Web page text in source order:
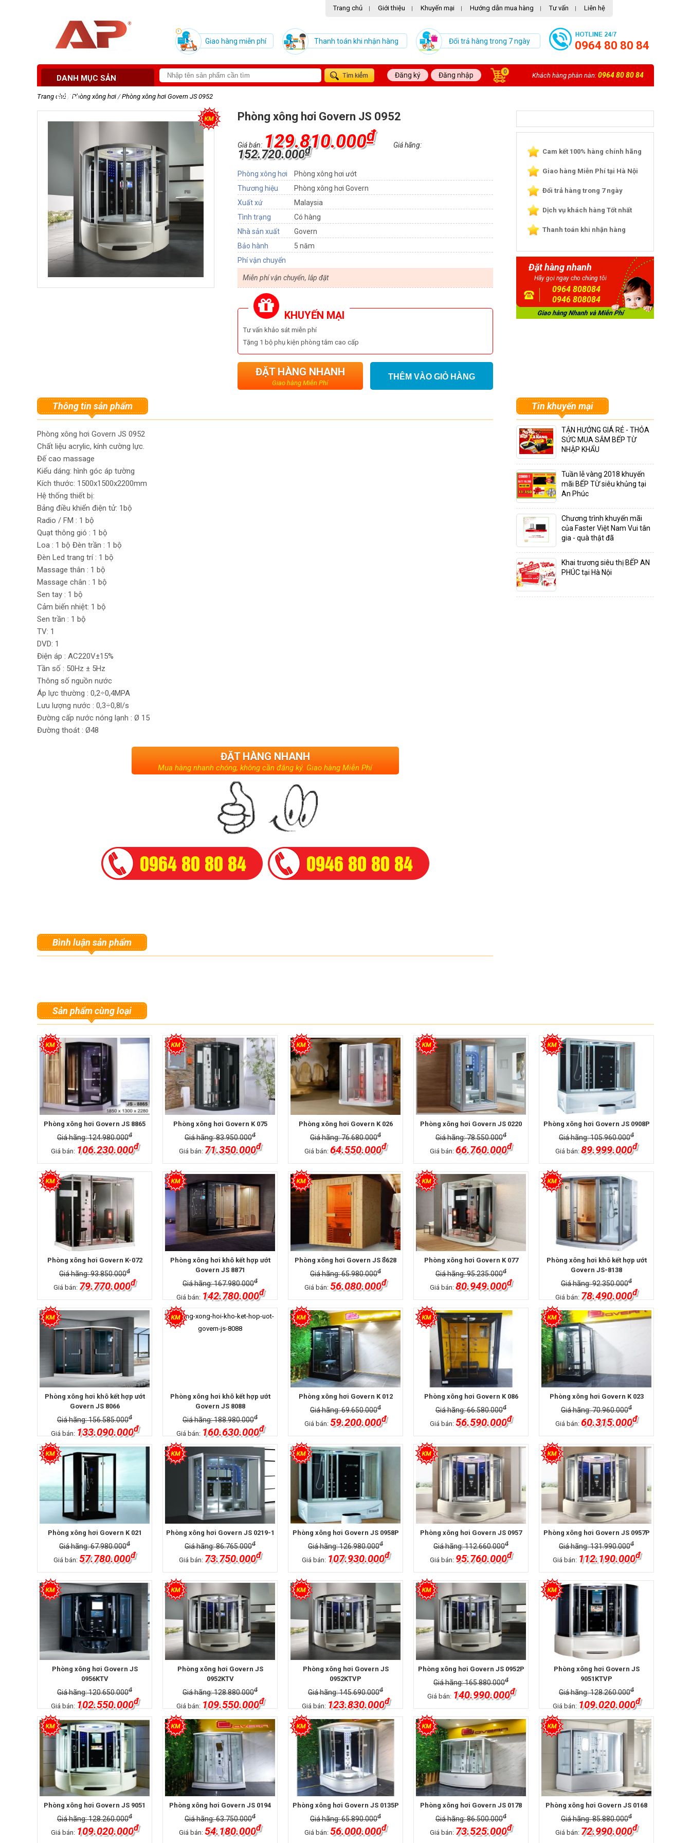
Trang chủ | Giới thiệu | Khuyến mại | Hướng dẫn mua hàng | Tư vấn | Liên hệ
Giao hàng miễn phí Thanh toán khi nhận hàng Đổi trả hàng trong 7 ngày 0964 80 80 84
DANH MỤC SẢN
PHẨM
Đăng ký Đăng nhập 0 Khách hàng phàn nàn: 0964 80 80 84
Trang chủ / Phòng xông hơi / Phòng xông hơi Govern JS 0952
Phòng xông hơi Govern JS 0952
Giá bán: 129.810.000₫
Giá hãng:
152.720.000₫
Phòng xông hơi
Phòng xông hơi ướt
Thương hiệu
Phòng xông hơi Govern
Xuất xứ
Malaysia
Tình trạng
Có hàng
Nhà sản xuất
Govern
Bảo hành
5 năm
Phí vận chuyển
Miễn phí vận chuyển, lắp đặt
KHUYẾN MẠI
Tư vấn khảo sát miễn phí
Tặng 1 bộ phụ kiện phòng tắm cao cấp
ĐẶT HÀNG NHANH
Giao hàng Miễn Phí
THÊM VÀO GIỎ HÀNG
Cam kết 100% hàng chính hãng
Giao hàng Miễn Phí tại Hà Nội
Đổi trả hàng trong 7 ngày
Dịch vụ khách hàng Tốt nhất
Thanh toán khi nhận hàng
Đặt hàng nhanh
Hãy gọi ngay cho chúng tôi
0964 808084
0946 808084
Thông tin sản phẩm
Phòng xông hơi Govern JS 0952
Chất liệu acrylic, kính cường lực.
Đế cao massage
Kiểu dáng: hình góc áp tường
Kích thước: 1500x1500x2200mm
Hệ thống thiết bị:
Bảng điều khiển điện tử: 1bộ
Radio / FM : 1 bộ
Quạt thông gió : 1 bộ
Loa : 1 bộ Đèn trần : 1 bộ
Đèn Led trang trí : 1 bộ
Massage thân : 1 bộ
Massage chân : 1 bộ
Sen tay : 1 bộ
Cảm biến nhiệt: 1 bộ
Sen trần : 1 bộ
TV: 1
DVD: 1
Điện áp : AC220V±15%
Tần số : 50Hz ± 5Hz
Thông số nguồn nước
Áp lực thường : 0,2÷0,4MPA
Lưu lượng nước : 0,3÷0,8l/s
Đường cấp nước nóng lạnh : Ø 15
Đường thoát : Ø48
ĐẶT HÀNG NHANH
Mua hàng nhanh chóng, không cần đăng ký. Giao hàng Miễn Phí
Bình luận sản phẩm
Tin khuyến mại
TẬN HƯỞNG GIÁ RẺ - THỎA
SỨC MUA SẮM BẾP TỪ
NHẬP KHẨU
Tuần lễ vàng 2018 khuyến
mãi BẾP TỪ siêu khủng tại
An Phúc
Chương trình khuyến mãi
của Faster Việt Nam Vui tân
gia - quà thật đã
Khai trương siêu thị BẾP AN
PHÚC tại Hà Nội
Sản phẩm cùng loại
Phòng xông hơi Govern JS 8865
Giá hãng: 124.980.000đ
Giá bán: 106.230.000đ
Phòng xông hơi Govern K 075
Giá hãng: 83.950.000đ
Giá bán: 71.350.000đ
Phòng xông hơi Govern K 026
Giá hãng: 76.680.000đ
Giá bán: 64.550.000đ
Phòng xông hơi Govern JS 0220
Giá hãng: 78.550.000đ
Giá bán: 66.760.000đ
Phòng xông hơi Govern JS 0908P
Giá hãng: 105.960.000đ
Giá bán: 89.999.000đ
Phòng xông hơi Govern K-072
Giá hãng: 93.850.000đ
Giá bán: 79.770.000đ
Phòng xông hơi khô kết hợp ướt
Govern JS 8871
Giá hãng: 167.980.000đ
Giá bán: 142.780.000đ
Phòng xông hơi Govern JS 8̉628
Giá hãng: 65.980.000đ
Giá bán: 56.080.000đ
Phòng xông hơi Govern K 077
Giá hãng: 95.235.000đ
Giá bán: 80.949.000đ
Phòng xông hơi khô kết hợp ướt
Govern JS-8138
Giá hãng: 92.350.000đ
Giá bán: 78.490.000đ
Phòng xông hơi khô kết hợp ướt
Govern JS 8066
Giá hãng: 156.585.000đ
Giá bán: 133.090.000đ
Phòng xông hơi khô kết hợp ướt
Govern JS 8088
Giá hãng: 188.980.000đ
Giá bán: 160.630.000đ
Phòng xông hơi Govern K 012
Giá hãng: 69.650.000đ
Giá bán: 59.200.000đ
Phòng xông hơi Govern K 086
Giá hãng: 66.580.000đ
Giá bán: 56.590.000đ
Phòng xông hơi Govern K 023
Giá hãng: 70.960.000đ
Giá bán: 60.315.000đ
Phòng xông hơi Govern K 021
Giá hãng: 67.980.000đ
Giá bán: 57.780.000đ
Phòng xông hơi Govern JS 0219-1
Giá hãng: 86.765.000đ
Giá bán: 73.750.000đ
Phòng xông hơi Govern JS 0958P
Giá hãng: 126.980.000đ
Giá bán: 107.930.000đ
Phòng xông hơi Govern JS 0957
Giá hãng: 112.660.000đ
Giá bán: 95.760.000đ
Phòng xông hơi Govern JS 0957P
Giá hãng: 131.990.000đ
Giá bán: 112.190.000đ
Phòng xông hơi Govern JS
0956KTV
Giá hãng: 120.650.000đ
Giá bán: 102.550.000đ
Phòng xông hơi Govern JS
0952KTV
Giá hãng: 128.880.000đ
Giá bán: 109.550.000đ
Phòng xông hơi Govern JS
0952KTVP
Giá hãng: 145.690.000đ
Giá bán: 123.830.000đ
Phòng xông hơi Govern JS 0952P
Giá hãng: 165.880.000đ
Giá bán: 140.990.000đ
Phòng xông hơi Govern JS
9051KTVP
Giá hãng: 128.260.000đ
Giá bán: 109.020.000đ
Phòng xông hơi Govern JS 9051
Giá hãng: 128.260.000đ
Giá bán: 109.020.000đ
Phòng xông hơi Govern JS 0194
Giá hãng: 63.750.000đ
Giá bán: 54.180.000đ
Phòng xông hơi Govern JS 0135P
Giá hãng: 65.890.000đ
Giá bán: 56.000.000đ
Phòng xông hơi Govern JS 0178
Giá hãng: 86.500.000đ
Giá bán: 73.525.000đ
Phòng xông hơi Govern JS 0168
Giá hãng: 85.880.000đ
Giá bán: 72.990.000đ